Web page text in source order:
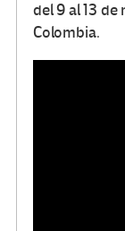
del 9 al 13 de
Colombia.